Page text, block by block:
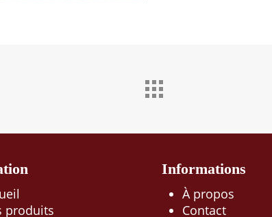
produits
Informations
À propos
Contact